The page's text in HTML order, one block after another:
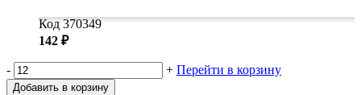
Код 370349
142 ₽
- + Перейти в корзину
Добавить в корзину